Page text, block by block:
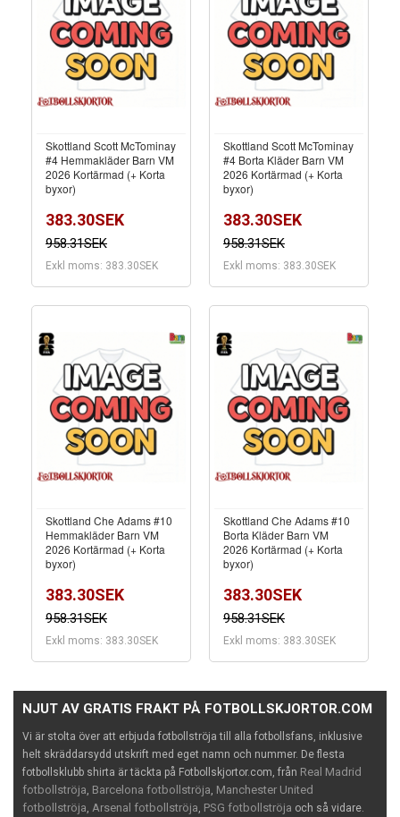
Skottland Scott McTominay
#4 Hemmakläder Barn VM
2026 Kortärmad (+ Korta
byxor)
383.30SEK
958.31SEK
Exkl moms: 383.30SEK
Skottland Scott McTominay
#4 Borta Kläder Barn VM
2026 Kortärmad (+ Korta
byxor)
383.30SEK
958.31SEK
Exkl moms: 383.30SEK
Skottland Che Adams #10
Hemmakläder Barn VM
2026 Kortärmad (+ Korta
byxor)
383.30SEK
958.31SEK
Exkl moms: 383.30SEK
Skottland Che Adams #10
Borta Kläder Barn VM
2026 Kortärmad (+ Korta
byxor)
383.30SEK
958.31SEK
Exkl moms: 383.30SEK
NJUT AV GRATIS FRAKT PÅ FOTBOLLSKJORTOR.COM
Vi är stolta över att erbjuda fotbollströja till alla fotbollsfans, inklusive
helt skräddarsydd utskrift med eget namn och nummer. De flesta
fotbollsklubb shirta är täckta på Fotbollskjortor.com, från Real Madrid
fotbollströja, Barcelona fotbollströja, Manchester United
fotbollströja, Arsenal fotbollströja, PSG fotbollströja och så vidare.